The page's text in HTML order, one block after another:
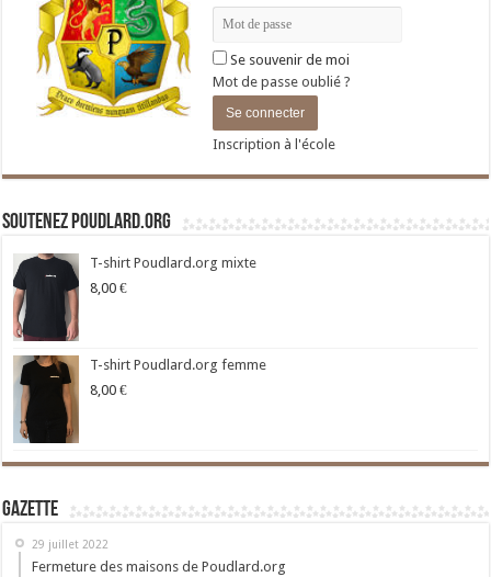
Se souvenir de moi
Mot de passe oublié ?
Inscription à l'école
Soutenez Poudlard.org
T-shirt Poudlard.org mixte
8,00 €
T-shirt Poudlard.org femme
8,00 €
Gazette
29 juillet 2022
Fermeture des maisons de Poudlard.org